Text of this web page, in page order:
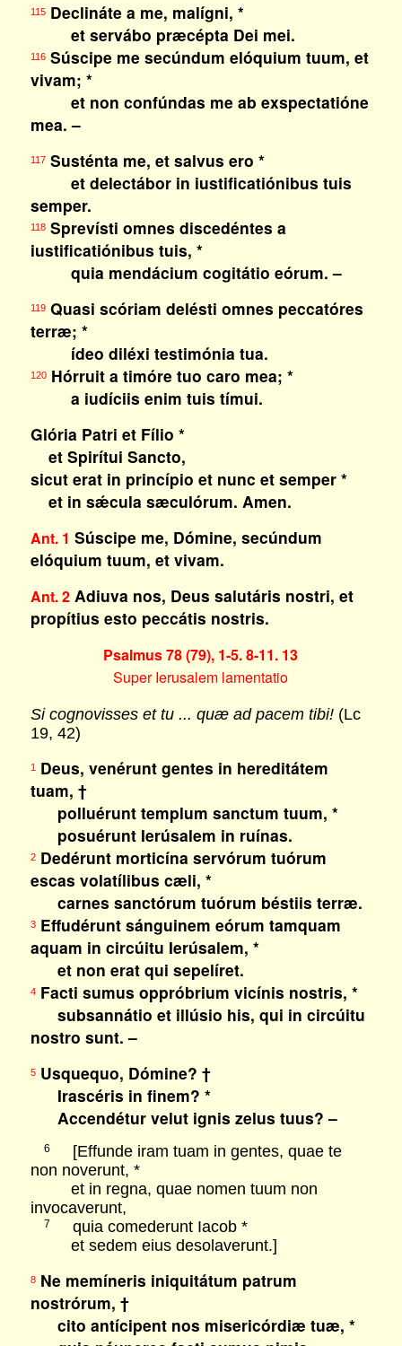
115Declináte a me, malígni, *
et servábo præcépta Dei mei.
116Súscipe me secúndum elóquium tuum, et
vivam; *
et non confúndas me ab exspectatióne
mea. –
117Susténta me, et salvus ero *
et delectábor in iustificatiónibus tuis
semper.
118Sprevísti omnes discedéntes a
iustificatiónibus tuis, *
quia mendácium cogitátio eórum. –
119Quasi scóriam delésti omnes peccatóres
terræ; *
ídeo diléxi testimónia tua.
120Hórruit a timóre tuo caro mea; *
a iudíciis enim tuis tímui.
Glória Patri et Fílio *
et Spirítui Sancto,
sicut erat in princípio et nunc et semper *
et in sǽcula sæculórum. Amen.
Ant. 1 Súscipe me, Dómine, secúndum
elóquium tuum, et vivam.
Ant. 2Adiuva nos, Deus salutáris nostri, et
propítius esto peccátis nostris.
Psalmus 78 (79), 1-5. 8-11. 13
Super Ierusalem lamentatio
Si cognovisses et tu ... quæ ad pacem tibi!(Lc
19, 42)
1Deus, venérunt gentes in hereditátem
tuam, †
polluérunt templum sanctum tuum, *
posuérunt Ierúsalem in ruínas.
2Dedérunt morticína servórum tuórum
escas volatílibus cæli, *
carnes sanctórum tuórum béstiis terræ.
3Effudérunt sánguinem eórum tamquam
aquam in circúitu Ierúsalem, *
et non erat qui sepelíret.
4Facti sumus oppróbrium vicínis nostris, *
subsannátio et illúsio his, qui in circúitu
nostro sunt. –
5Usquequo, Dómine? †
Irascéris in finem? *
Accendétur velut ignis zelus tuus? –
6
[Effunde iram tuam in gentes, quae te
non noverunt, *
et in regna, quae nomen tuum non
invocaverunt,
7
quia comederunt Iacob *
et sedem eius desolaverunt.]
8Ne memíneris iniquitátum patrum
nostrórum, †
cito antícipent nos misericórdiæ tuæ, *